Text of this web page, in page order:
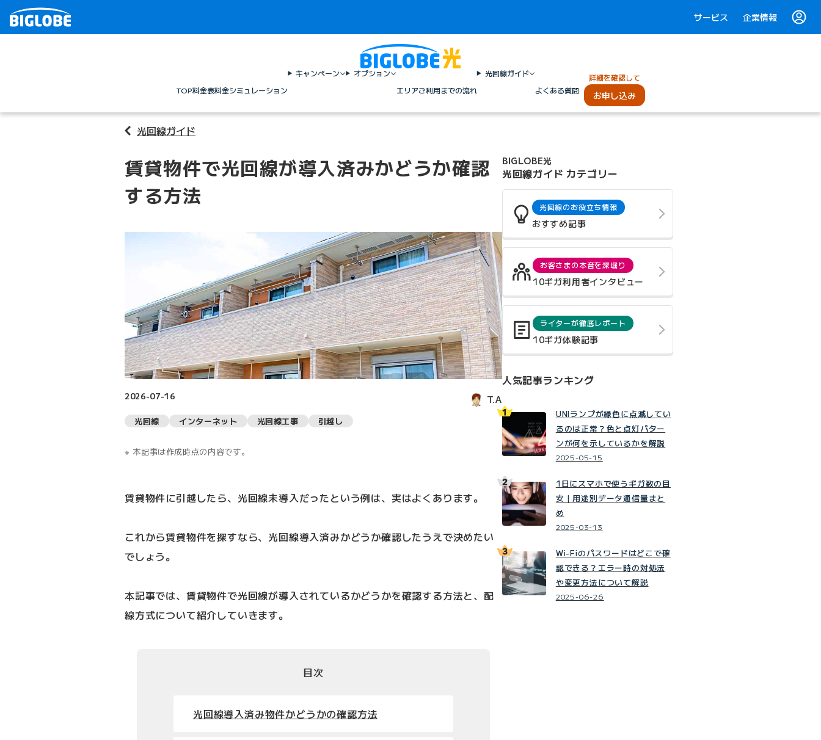
サービス 企業情報
TOP料金表料金シミュレーション
キャンペーン
オプション
エリアご利用までの流れ
光回線ガイド
よくある質問
詳細を確認して
お申し込み
光回線ガイド
賃貸物件で光回線が導入済みかどうか確認
する方法
2026-07-16 T.A
光回線 インターネット 光回線工事 引越し
本記事は作成時点の内容です。
賃貸物件に引越したら、光回線未導入だったという例は、実はよくあります。
これから賃貸物件を探すなら、光回線導入済みかどうか確認したうえで決めたい
でしょう。
本記事では、賃貸物件で光回線が導入されているかどうかを確認する方法と、配
線方式について紹介していきます。
目次
光回線導入済み物件かどうかの確認方法
BIGLOBE光
光回線ガイド カテゴリー
光回線のお役立ち情報
おすすめ記事
お客さまの本音を深堀り
10ギガ利用者インタビュー
ライターが徹底レポート
10ギガ体験記事
人気記事ランキング
UNIランプが緑色に点滅してい
るのは正常？色と点灯パター
ンが何を示しているかを解説
2025-05-15
1日にスマホで使うギガ数の目
安｜用途別データ通信量まと
め
2025-03-13
Wi-Fiのパスワードはどこで確
認できる？エラー時の対処法
や変更方法について解説
2025-06-26